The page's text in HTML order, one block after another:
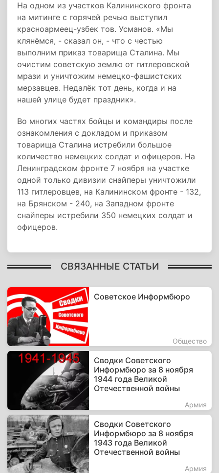
На одном из участков Калининского фронта
на митинге с горячей речью выступил
красноармеец-узбек тов. Усманов. «Мы
клянёмся, - сказал он, - что с честью
выполним приказ товарища Сталина. Мы
очистим советскую землю от гитлеровской
мрази и уничтожим немецко-фашистских
мерзавцев. Недалёк тот день, когда и на
нашей улице будет праздник».
Во многих частях бойцы и командиры после
ознакомления с докладом и приказом
товарища Сталина истребили большое
количество немецких солдат и офицеров. На
Ленинградском фронте 7 ноября на участке
одной только дивизии снайперы уничтожили
113 гитлеровцев, на Калининском фронте - 132,
на Брянском - 240, на Западном фронте
снайперы истребили 350 немецких солдат и
офицеров.
СВЯЗАННЫЕ СТАТЬИ
Советское Информбюро
Общество
Сводки Советского
Информбюро за 8 ноября
1944 года Великой
Отечественной войны
Армия
Сводки Советского
Информбюро за 8 ноября
1943 года Великой
Отечественной войны
Армия